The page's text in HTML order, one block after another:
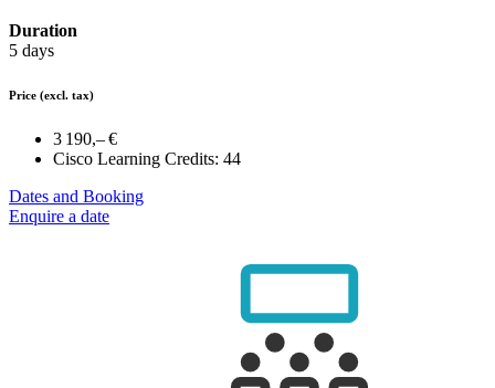
Duration
5 days
Price (excl. tax)
3 190,– €
Cisco Learning Credits: 44
Dates and Booking
Enquire a date